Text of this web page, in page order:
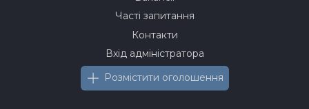
Часті запитання
Контакти
Вхід адміністратора
Розмістити оголошення